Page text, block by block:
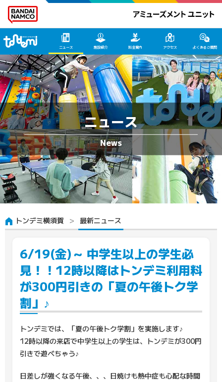
ニュース 施設紹介 料金案内 アクセス よくあるご質問
ニュース
トンデミ横須賀 最新ニュース
6/19(金)～ 中学生以上の学生必
見！！12時以降はトンデミ利用料
が300円引きの「夏の午後トク学
割」♪
トンデミでは、「夏の午後トク学割」を実施します♪
12時以降の来店で中学生以上の学生は、トンデミが300円
引きで遊べちゃう♪
日差しが強くなる午後、、、日焼けも熱中症も心配な時間